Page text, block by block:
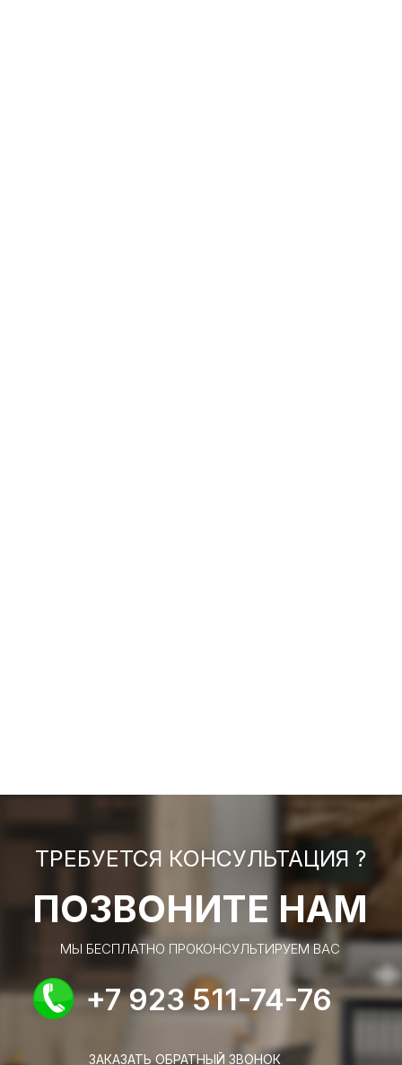
ТРЕБУЕТСЯ КОНСУЛЬТАЦИЯ ?
ПОЗВОНИТЕ НАМ
МЫ БЕСПЛАТНО ПРОКОНСУЛЬТИРУЕМ ВАС
+7 923 511-74-76
ЗАКАЗАТЬ ОБРАТНЫЙ ЗВОНОК